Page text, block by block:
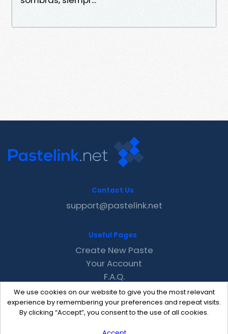
We use cookies on our website to give you the most relevant
experience by remembering your preferences and repeat visits.
By clicking “Accept”, you consent to the use of all cookies.
Contact Us
support@pastelink.net
Useful Pages
Create New Paste
Your Account
F.A.Q.
Recent
Contact